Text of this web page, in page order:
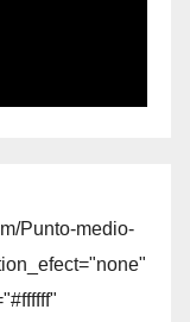
Punto-medio-